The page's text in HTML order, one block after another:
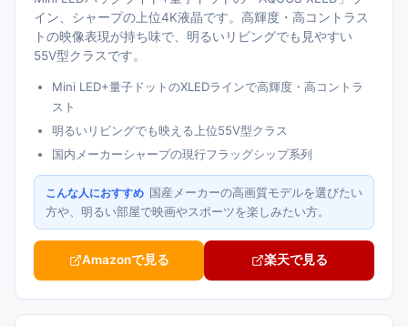
イン、シャープの上位4K液晶です。高輝度・高コントラス
トの映像表現が持ち味で、明るいリビングでも見やすい
55V型クラスです。
Mini LED+量子ドットのXLEDラインで高輝度・高コントラ
スト
明るいリビングでも映える上位55V型クラス
国内メーカーシャープの現行フラッグシップ系列
こんな人におすすめ 国産メーカーの高画質モデルを選びたい
方や、明るい部屋で映画やスポーツを楽しみたい方。
Amazonで見る 楽天で見る